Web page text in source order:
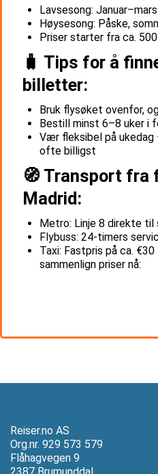
Lavsesong:
Høysesong: Påske,
Priser starter fra ca.
🧳 Tips for å
billetter:
Bruk flysøket ovenfor,
Bestill minst 6–8 uker i
Vær fleksibel på ukedag
ofte billigst
🧭 Transport fra
Madrid:
Metro: Linje 8 direkte til
Flybuss: 24-timers
Taxi: Fastpris på ca.
sammenlign priser nå:
Reiser.no AS
Org.nr. 929 573 579
Flåhagvegen 9